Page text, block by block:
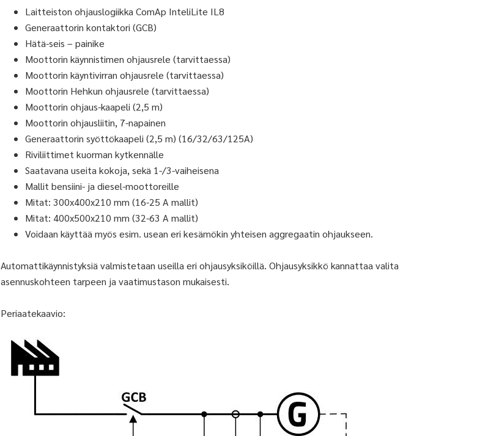
Laitteiston ohjauslogiikka ComAp InteliLite IL8
Generaattorin kontaktori (GCB)
Hätä-seis – painike
Moottorin käynnistimen ohjausrele (tarvittaessa)
Moottorin käyntivirran ohjausrele (tarvittaessa)
Moottorin Hehkun ohjausrele (tarvittaessa)
Moottorin ohjaus-kaapeli (2,5 m)
Moottorin ohjausliitin, 7-napainen
Generaattorin syöttökaapeli (2,5 m) (16/32/63/125A)
Riviliittimet kuorman kytkennälle
Saatavana useita kokoja, sekä 1-/3-vaiheisena
Mallit bensiini- ja diesel-moottoreille
Mitat: 300x400x210 mm (16-25 A mallit)
Mitat: 400x500x210 mm (32-63 A mallit)
Voidaan käyttää myös esim. usean eri kesämökin yhteisen aggregaatin ohjaukseen.
Automattikäynnistyksiä valmistetaan useilla eri ohjausyksiköillä. Ohjausyksikkö kannattaa valita
asennuskohteen tarpeen ja vaatimustason mukaisesti.
Periaatekaavio: